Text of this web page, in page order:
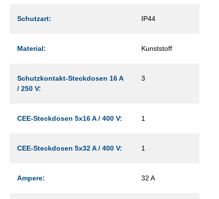
Schutzart: IP44
Material: Kunststoff
Schutzkontakt-Steckdosen 16 A
/ 250 V:
3
CEE-Steckdosen 5x16 A / 400 V: 1
CEE-Steckdosen 5x32 A / 400 V: 1
Ampere: 32 A